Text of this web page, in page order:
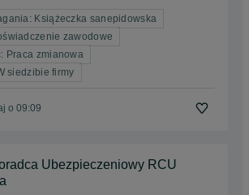
Książeczka sanepidowska
zawodowe
Praca zmianowa
siedzibie firmy
o 09:09
Ubezpieczeniowy RCU